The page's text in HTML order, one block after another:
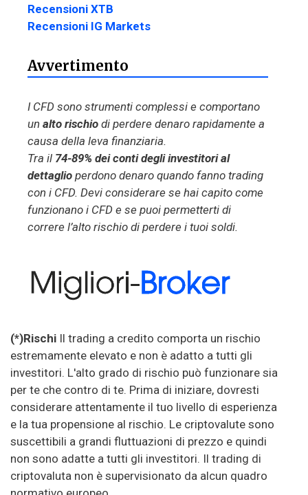
Recensioni XTB
Recensioni IG Markets
Avvertimento
I CFD sono strumenti complessi e comportano
un alto rischio di perdere denaro rapidamente a
causa della leva finanziaria.
Tra il 74-89% dei conti degli investitori al
dettaglio perdono denaro quando fanno trading
con i CFD. Devi considerare se hai capito come
funzionano i CFD e se puoi permetterti di
correre l’alto rischio di perdere i tuoi soldi.
(*)Rischi Il trading a credito comporta un rischio
estremamente elevato e non è adatto a tutti gli
investitori. L'alto grado di rischio può funzionare sia
per te che contro di te. Prima di iniziare, dovresti
considerare attentamente il tuo livello di esperienza
e la tua propensione al rischio. Le criptovalute sono
suscettibili a grandi fluttuazioni di prezzo e quindi
non sono adatte a tutti gli investitori. Il trading di
criptovaluta non è supervisionato da alcun quadro